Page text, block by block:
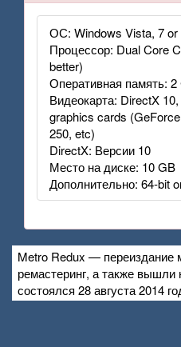
ОС: Windows Vista, 7 or
Процессор: Dual Core
better)
Оперативная память:
Видеокарта: DirectX
graphics cards
250, etc)
DirectX: Версии 10
Место на диске: 10 GB
Дополнительно: 64-bit
Metro Redux — переиздание
ремастеринг, а также
состоялся 28 августа 2014